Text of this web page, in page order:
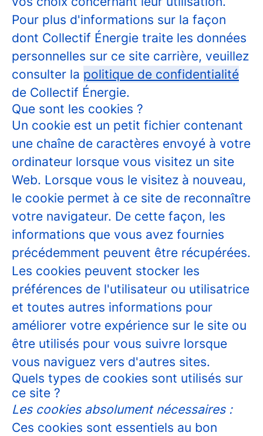
Pour plus d'informations sur la façon
dont Collectif Énergie traite les données
personnelles sur ce site carrière, veuillez
consulter la politique de confidentialité
de Collectif Énergie.
Que sont les cookies ?
Un cookie est un petit fichier contenant
une chaîne de caractères envoyé à votre
ordinateur lorsque vous visitez un site
Web. Lorsque vous le visitez à nouveau,
le cookie permet à ce site de reconnaître
votre navigateur. De cette façon, les
informations que vous avez fournies
précédemment peuvent être récupérées.
Les cookies peuvent stocker les
préférences de l'utilisateur ou utilisatrice
et toutes autres informations pour
améliorer votre expérience sur le site ou
être utilisés pour vous suivre lorsque
vous naviguez vers d'autres sites.
Quels types de cookies sont utilisés sur
ce site ?
Les cookies absolument nécessaires :
Ces cookies sont essentiels au bon